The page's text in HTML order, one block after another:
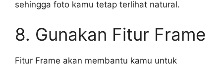
sehingga foto kamu tetap terlihat natural.
8. Gunakan Fitur Frame
Fitur Frame akan membantu kamu untuk